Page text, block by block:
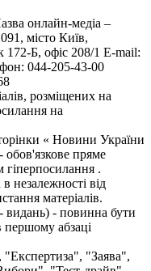
онлайн-медіа –
місто Київ,
Б, офіс 208/1 E-mail:
044-205-43-00
розміщених на
на
« Новини України
обов'язкове пряме
гіперпосилання .
незалежності від
матеріалів.
видань) - повинна бути
першому абзаці
"Заява",